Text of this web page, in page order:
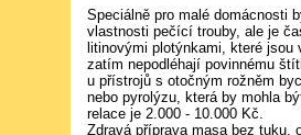
Speciálně pro malé domácnosti
vlastnosti pečící trouby, ale je
litinovými plotýnkami, které
zatím nepodléhají povinnému
u přístrojů s otočným rožněm
nebo pyrolýzu, která by mohla
relace je 2.000 - 10.000 Kč.
Zdravá příprava masa bez tuku,